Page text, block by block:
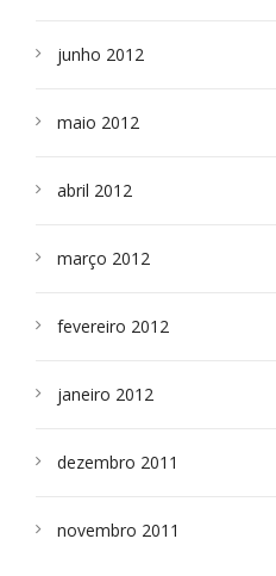
junho 2012
maio 2012
abril 2012
março 2012
fevereiro 2012
janeiro 2012
dezembro 2011
novembro 2011